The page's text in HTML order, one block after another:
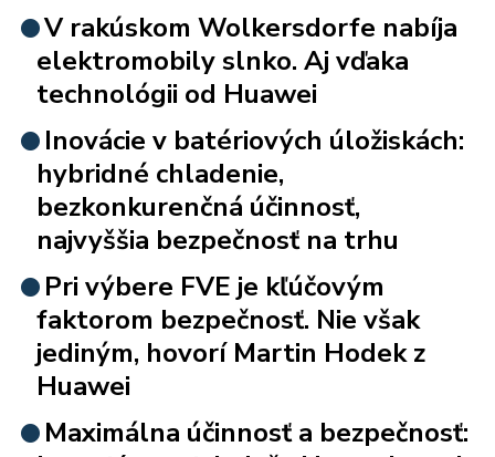
V rakúskom Wolkersdorfe nabíja
elektromobily slnko. Aj vďaka
technológii od Huawei
Inovácie v batériových úložiskách:
hybridné chladenie,
bezkonkurenčná účinnosť,
najvyššia bezpečnosť na trhu
Pri výbere FVE je kľúčovým
faktorom bezpečnosť. Nie však
jediným, hovorí Martin Hodek z
Huawei
Maximálna účinnosť a bezpečnosť: